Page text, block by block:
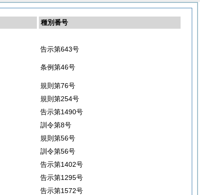
種別番号
告示第643号
条例第46号
規則第76号
規則第254号
告示第1490号
訓令第8号
規則第56号
訓令第56号
告示第1402号
告示第1295号
告示第1572号